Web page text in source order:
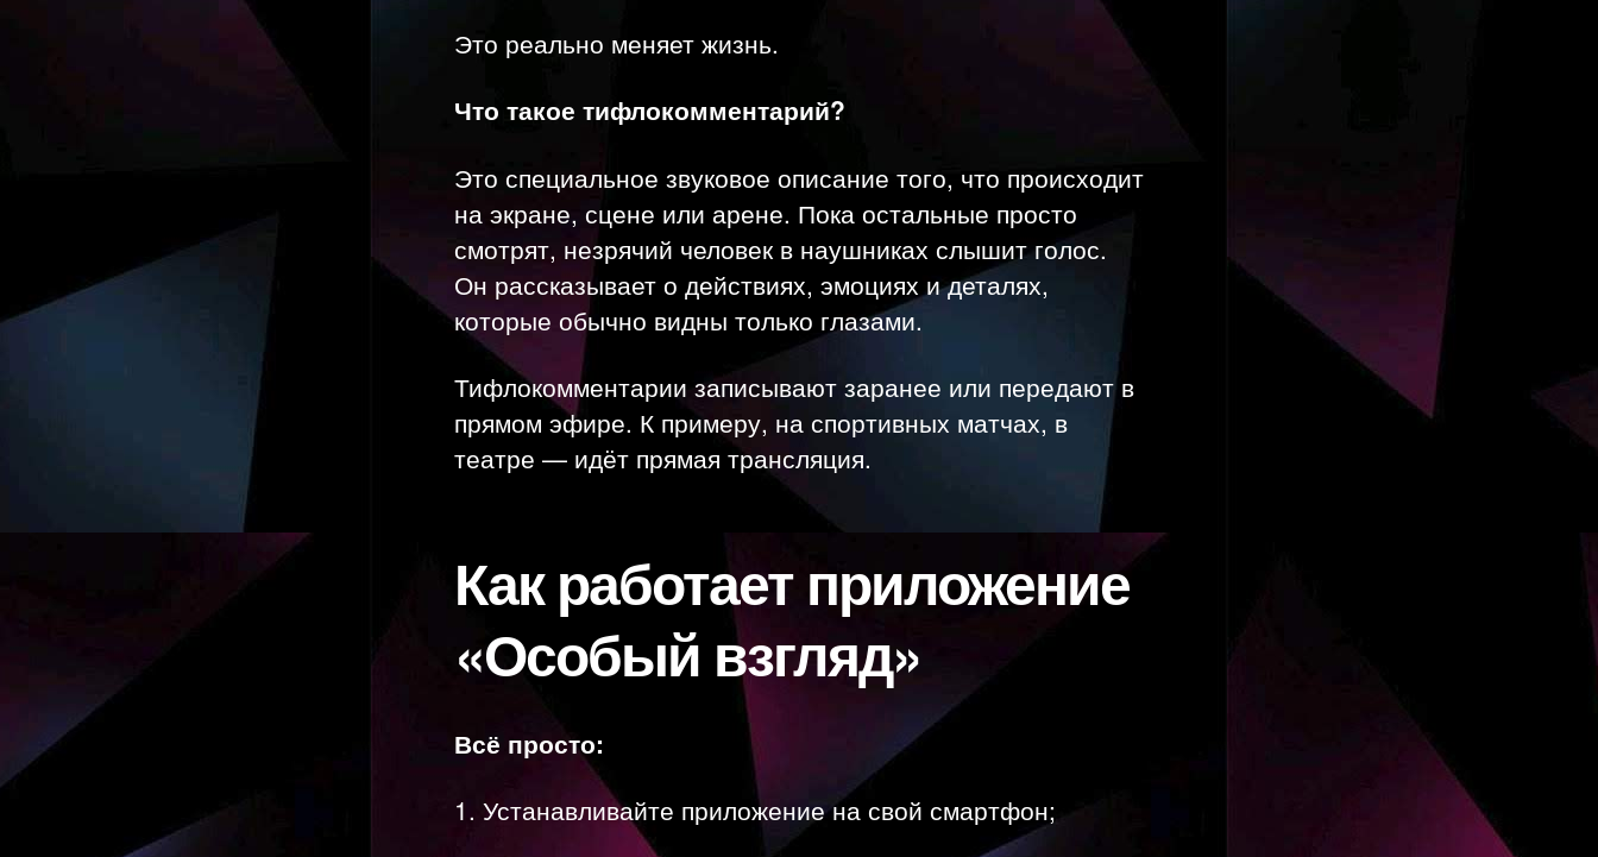
Это реально меняет жизнь.
Что такое тифлокомментарий?
Это специальное звуковое описание того, что происходит
на экране, сцене или арене. Пока остальные просто
смотрят, незрячий человек в наушниках слышит голос.
Он рассказывает о действиях, эмоциях и деталях,
которые обычно видны только глазами.
Тифлокомментарии записывают заранее или передают в
прямом эфире. К примеру, на спортивных матчах, в
театре — идёт прямая трансляция.
Как работает приложение
«Особый взгляд»
Всё просто:
1. Устанавливайте приложение на свой смартфон;